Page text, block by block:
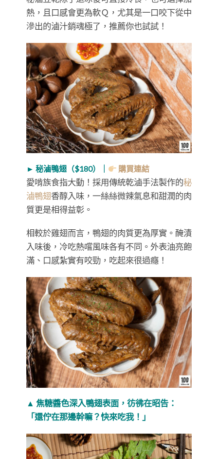
熱，且口感會更為軟Ｑ，尤其是一口咬下從中
滲出的滷汁銷魂極了，推薦你也試試！
► 秘滷鴨翅（$180）｜ 購買連結
愛啃族食指大動！採用傳統乾滷手法製作的秘
滷鴨翅香醇入味，一絲絲微辣氣息和甜潤的肉
質更是相得益彰。
相較於雞翅而言，鴨翅的肉質更為厚實。醃漬
入味後，冷吃熱嚐風味各有不同。外表油亮飽
滿、口感紮實有咬勁，吃起來很過癮！
▲ 焦糖醬色深入鴨翅表面，彷彿在昭告：
「還佇在那邊幹嘛？快來吃我！」